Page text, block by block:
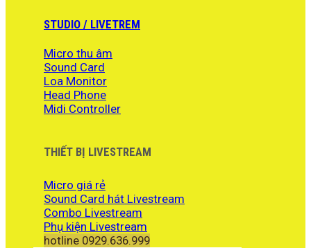
STUDIO / LIVETREM
Micro thu âm
Sound Card
Loa Monitor
Head Phone
Midi Controller
THIẾT BỊ LIVESTREAM
Micro giá rẻ
Sound Card hát Livestream
Combo Livestream
Phụ kiện Livestream
hotline 0929.636.999